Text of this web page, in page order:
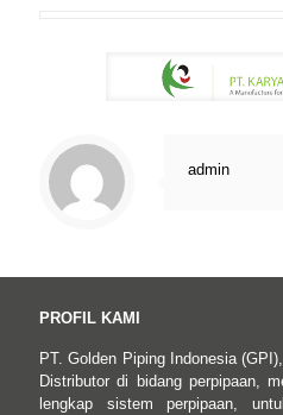
admin
PROFIL KAMI
PT. Golden Piping Indonesia
Distributor di bidang perpipaan,
lengkap sistem perpipaan,